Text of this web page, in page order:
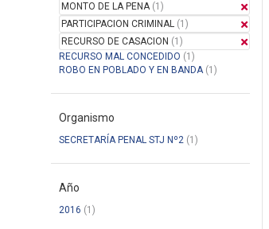
MONTO DE LA PENA(1)
PARTICIPACION CRIMINAL (1)
RECURSO DE CASACION (1)
RECURSO MAL CONCEDIDO (1)
ROBO EN POBLADO Y EN BANDA(1)
Organismo
SECRETARÍA PENAL STJ Nº2 (1)
Año
2016 (1)